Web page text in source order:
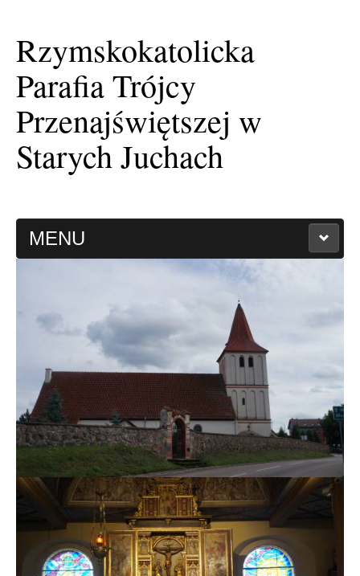
Rzymskokatolicka
Parafia Trójcy
Przenajświętszej w
Starych Juchach
MENU
KAPLICA FILIALNA
MSZE I NABOŻEŃSTWA
KONTAKT
KANCELARIA PARAFIALNA